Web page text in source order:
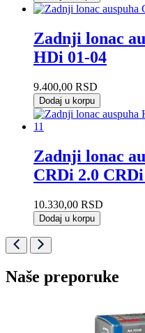
Zadnji lonac
HDi 01-04
9.400,00 RSD
Dodaj u korpu
Zadnji lonac
CRDi 2.0 CRDi
10.330,00 RSD
Dodaj u korpu
Naše preporuke